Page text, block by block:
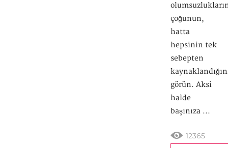
çoğunun,
hatta
hepsinin tek
sebepten
görün. Aksi
halde
başınıza ...
12365